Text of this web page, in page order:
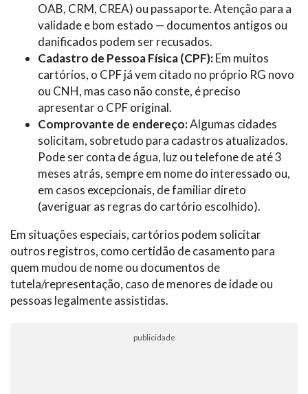
OAB, CRM, CREA) ou passaporte. Atenção para a
validade e bom estado — documentos antigos ou
danificados podem ser recusados.
Cadastro de Pessoa Física (CPF):Em muitos
cartórios, o CPF já vem citado no próprio RG novo
ou CNH, mas caso não conste, é preciso
apresentar o CPF original.
Comprovante de endereço:Algumas cidades
solicitam, sobretudo para cadastros atualizados.
Pode ser conta de água, luz ou telefone de até 3
meses atrás, sempre em nome do interessado ou,
em casos excepcionais, de familiar direto
(averiguar as regras do cartório escolhido).
Em situações especiais, cartórios podem solicitar
outros registros, como certidão de casamento para
quem mudou de nome ou documentos de
tutela/representação, caso de menores de idade ou
pessoas legalmente assistidas.
publicidade